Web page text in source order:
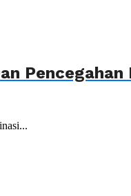
Pencegahan